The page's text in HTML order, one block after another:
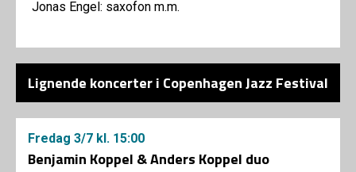
Jonas Engel: saxofon m.m.
Lignende koncerter i Copenhagen Jazz Festival
Fredag 3/7 kl. 15:00
Benjamin Koppel & Anders Koppel duo